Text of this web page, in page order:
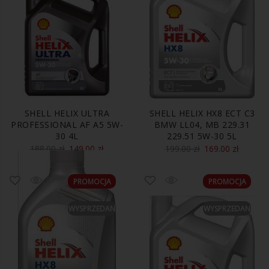
SHELL HELIX ULTRA
PROFESSIONAL AF A5 5W-
30 4L
188.00zł 149.00 zł
SHELL HELIX HX8 ECT C3
BMW LL04, MB 229.31
229.51 5W-30 5L
199.00zł 169.00 zł
PROMOCJA PROMOCJA